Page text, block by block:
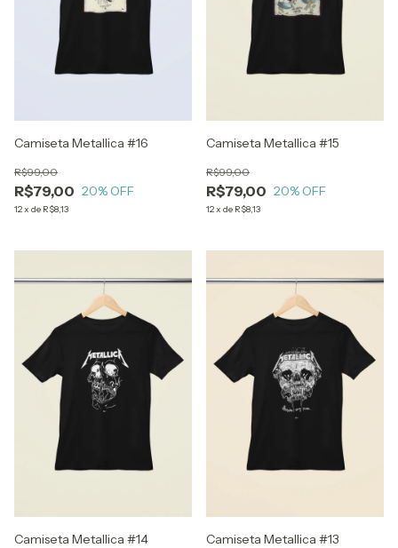
Camiseta Metallica #16
R$79,00
R$99,00
20% OFF
12x de R$8,13
Camiseta Metallica #15
R$79,00
R$99,00
20% OFF
12x de R$8,13
Camiseta Metallica #14 Camiseta Metallica #13